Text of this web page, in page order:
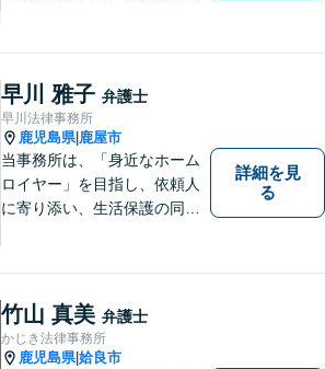
懇切丁寧に対応し、解決を目
指します【LINE対応】
早川 雅子 弁護士
早川法律事務所
鹿児島県| 鹿屋市
当事務所は、「身近なホーム
ロイヤー」を目指し、依頼人
に寄り添い、生活保護の同行
っております。
詳細を見
る
竹山 真美 弁護士
かじき法律事務所
鹿児島県|姶良市